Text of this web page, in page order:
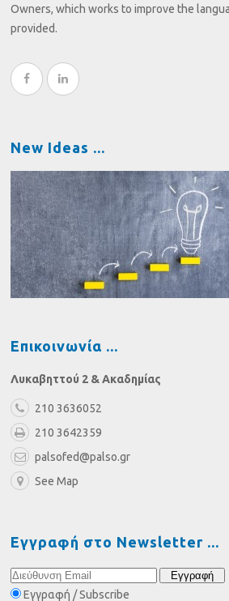
Owners, which works to improve the
provided.
New Ideas
Επικοινωνία
Λυκαβηττού 2 & Ακαδημίας
210 3636052
210 3642359
palsofed@palso.gr
See Map
Εγγραφή στο Newsletter
Εγγραφή / Subscribe